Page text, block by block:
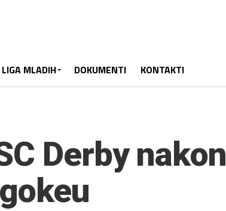
LIGA MLADIH DOKUMENTI KONTAKTI
Derby nakon